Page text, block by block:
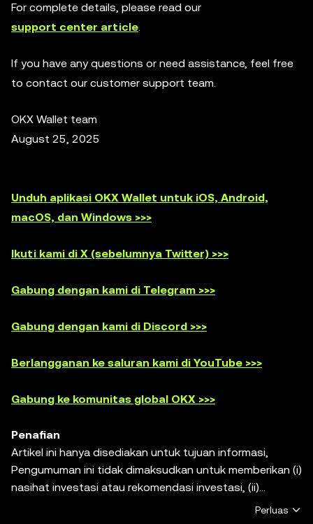
For complete details, please read our
support center article.
If you have any questions or need assistance, feel free
to contact our customer support team.
OKX Wallet team
August 25, 2025
Unduh aplikasi OKX Wallet untuk iOS, Android,
macOS, dan Windows >>>
Ikuti kami di X (sebelumnya Twitter) >>>
Gabung dengan kami di Telegram >>>
Gabung dengan kami di Discord >>>
Berlangganan ke saluran kami di YouTube >>>
Gabung ke komunitas global OKX >>>
Penafian
Artikel ini hanya disediakan untuk tujuan informasi,
Pengumuman ini tidak dimaksudkan untuk memberikan (i)
nasihat investasi atau rekomendasi investasi, (ii)
penawaran, ajakan, atau bujukan untuk membeli,Perluas